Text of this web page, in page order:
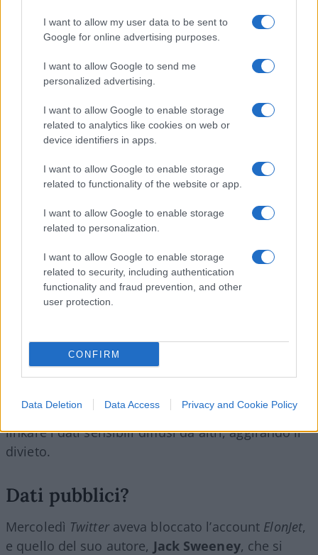
I want to allow my user data to be sent to
Google for online advertising purposes.
I want to allow Google to send me
personalized advertising.
I want to allow Google to enable storage
related to analytics like cookies on web or
device identifiers in apps.
I want to allow Google to enable storage
related to functionality of the website or app.
I want to allow Google to enable storage
related to personalization.
I want to allow Google to enable storage
related to security, including authentication
functionality and fraud prevention, and other
user protection.
CONFIRM
Data Deletion Data Access Privacy and Cookie Policy
in pericolo la mia famiglia non lo è”, ha twittato
Musk, dopo aver rivelato che il figlio mercoledì
“stalker pazzo
(pensando che fossi io), che in seguito ha bloccato
Musk si è rifiutato di concedere ai “giornalisti” uno
regola anti-doxxing:
Non ci sarà alcuna distinzione in futuro tra
giornalisti, semplici giornalisti e gente normale. Tutti
saranno trattati allo stesso modo. Non sei speciale
perché sei un giornalista. SuTwitter
cittadino, quindi nessun trattamento speciale.
E chiaramente ciò include riportare, retwittare o
linkare i dati sensibili diffusi da altri, aggirando il
divieto.
Dati pubblici?
Mercoledì Twitteraveva bloccato l’account ElonJet,
e quello del suo autore, Jack Sweeney, che si